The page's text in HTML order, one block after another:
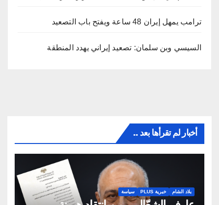
ترامب يمهل إيران 48 ساعة ويفتح باب التصعيد
السيسي وبن سلمان: تصعيد إيراني يهدد المنطقة
أخبار لم تقرأها بعد ..
بلاد الشام خبرية PLUS سياسة